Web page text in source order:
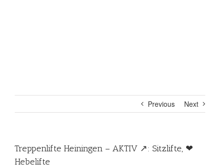
Previous Next
Treppenlifte Heiningen – AKTIV ↗️: Sitzlifte, ❤
Hebelifte